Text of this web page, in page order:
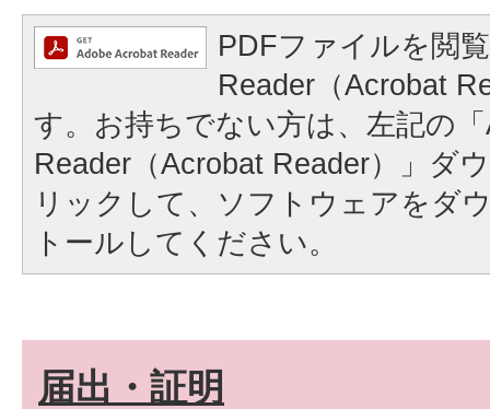
PDFファイルを閲
Reader（Acrobat
す。お持ちでない方は、左記の
Reader（Acrobat Reader）」ダ
リックして、ソフトウェアをダ
トールしてください。
届出・証明